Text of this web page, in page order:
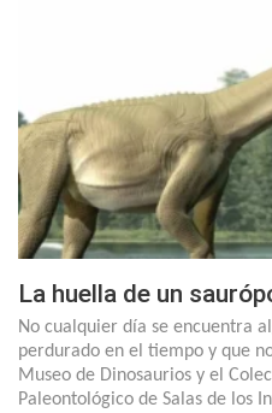
La huella de un
No cualquier día se encuentra
perdurado en el tiempo y que
Museo de Dinosaurios y el
Paleontológico de Salas de los